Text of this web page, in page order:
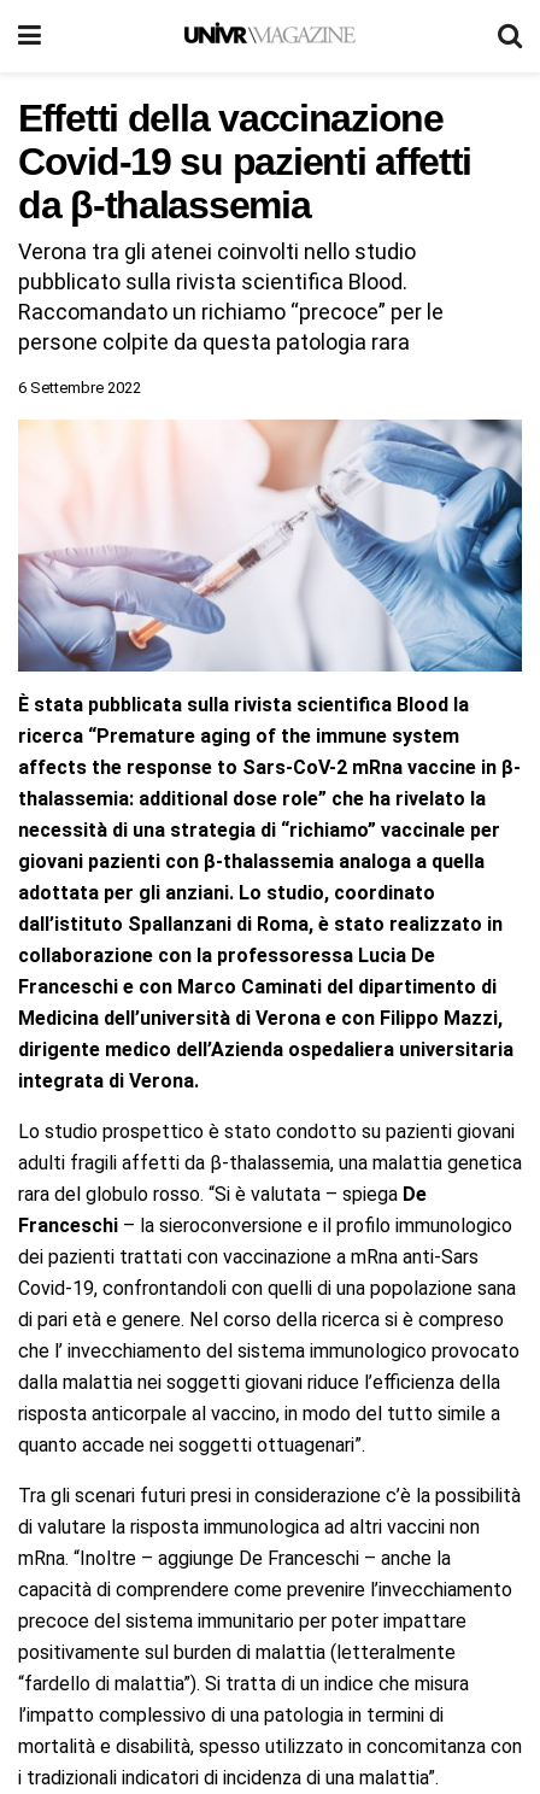
Effetti della vaccinazione
Covid-19 su pazienti affetti
da β-thalassemia
Verona tra gli atenei coinvolti nello studio
pubblicato sulla rivista scientifica Blood.
Raccomandato un richiamo “precoce” per le
persone colpite da questa patologia rara
6 Settembre 2022
È stata pubblicata sulla rivista scientifica Blood la
ricerca “Premature aging of the immune system
affects the response to Sars-CoV-2 mRna vaccine in β-
thalassemia: additional dose role” che ha rivelato la
necessità di una strategia di “richiamo” vaccinale per
giovani pazienti con β-thalassemia analoga a quella
adottata per gli anziani. Lo studio, coordinato
dall’istituto Spallanzani di Roma, è stato realizzato in
collaborazione con la professoressa Lucia De
Franceschi e con Marco Caminati del dipartimento di
Medicina dell’università di Verona e con Filippo Mazzi,
dirigente medico dell’Azienda ospedaliera universitaria
integrata di Verona.
Lo studio prospettico è stato condotto su pazienti giovani
adulti fragili affetti da β-thalassemia, una malattia genetica
rara del globulo rosso. “Si è valutata – spiega De
Franceschi – la sieroconversione e il profilo immunologico
dei pazienti trattati con vaccinazione a mRna anti-Sars
Covid-19, confrontandoli con quelli di una popolazione sana
di pari età e genere. Nel corso della ricerca si è compreso
che l’ invecchiamento del sistema immunologico provocato
dalla malattia nei soggetti giovani riduce l’efficienza della
risposta anticorpale al vaccino, in modo del tutto simile a
quanto accade nei soggetti ottuagenari”.
Tra gli scenari futuri presi in considerazione c’è la possibilità
di valutare la risposta immunologica ad altri vaccini non
mRna. “Inoltre – aggiunge De Franceschi – anche la
capacità di comprendere come prevenire l’invecchiamento
precoce del sistema immunitario per poter impattare
positivamente sul burden di malattia (letteralmente
“fardello di malattia”). Si tratta di un indice che misura
l’impatto complessivo di una patologia in termini di
mortalità e disabilità, spesso utilizzato in concomitanza con
i tradizionali indicatori di incidenza di una malattia”.